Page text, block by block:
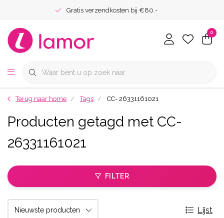
Gratis verzendkosten bij €80.-
0
Terug naar home Tags CC- 26331161021
Producten getagd met CC-
26331161021
FILTER
Lijst